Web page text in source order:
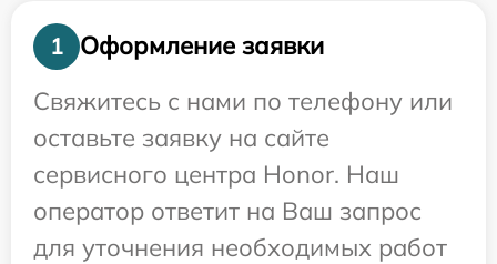
1
Оформление заявки
Свяжитесь с нами по телефону или
оставьте заявку на сайте
сервисного центра Honor. Наш
оператор ответит на Ваш запрос
для уточнения необходимых работ